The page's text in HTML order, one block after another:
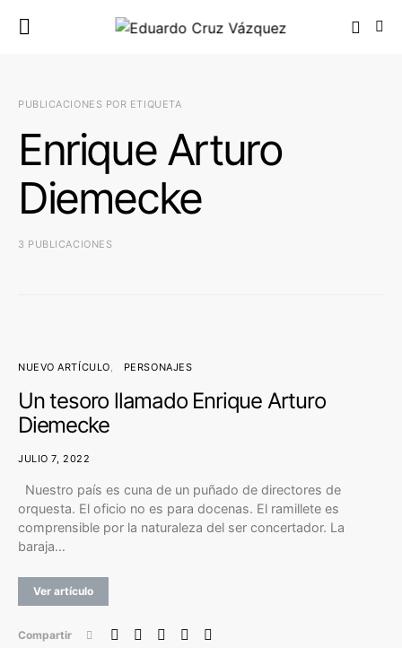
PUBLICACIONES POR ETIQUETA
Enrique Arturo
Diemecke
3 PUBLICACIONES
NUEVO ARTÍCULO PERSONAJES
Un tesoro llamado Enrique Arturo
Diemecke
JULIO 7, 2022
Nuestro país es cuna de un puñado de directores de
orquesta. El oficio no es para docenas. El ramillete es
comprensible por la naturaleza del ser concertador. La
baraja…
Ver artículo
Compartir